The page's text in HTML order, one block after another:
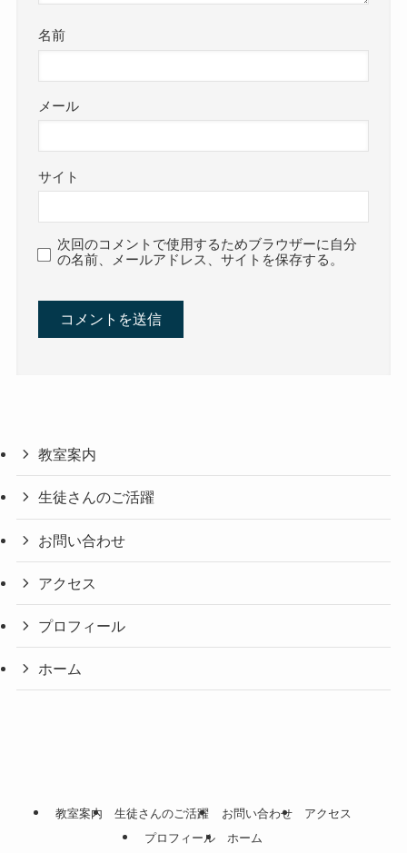
名前
メール
サイト
次回のコメントで使用するためブラウザーに自分
の名前、メールアドレス、サイトを保存する。
教室案内
生徒さんのご活躍
お問い合わせ
アクセス
プロフィール
ホーム
教室案内 生徒さんのご活躍 お問い合わせ
アクセス
プロフィール
ホーム